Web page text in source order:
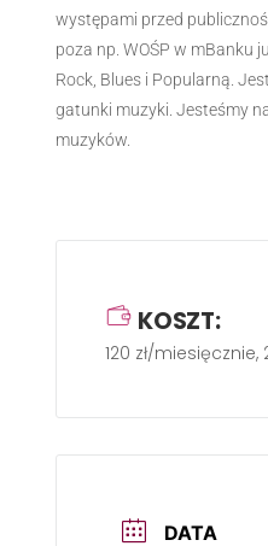
występami przed
poza np. WOŚP w mBanku
Rock, Blues i Popularną.
gatunki muzyki. Jesteśmy
muzyków.
KOSZT:
120 zł/
DATA